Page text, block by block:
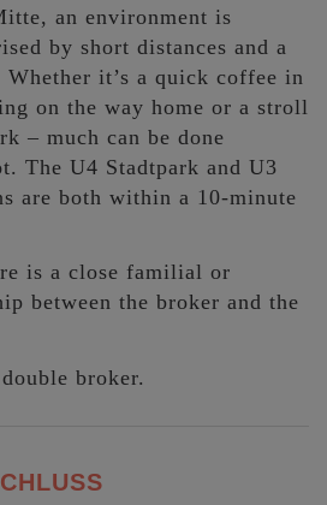
an environment is
by short distances and a
it’s a quick coffee in
on the way home or a stroll
– much can be done
The U4 Stadtpark and U3
are both within a 10-minute
is a close familial or
between the broker and the
broker.